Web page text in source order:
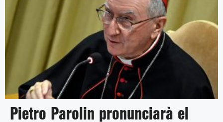
Pietro Parolin pronunciarà el